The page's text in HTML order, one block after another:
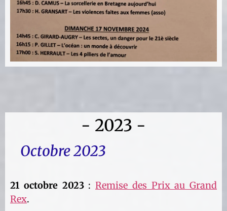
- 2023 -
Octobre 2023
21 octobre 2023: Remise des Prix au Grand
Rex.